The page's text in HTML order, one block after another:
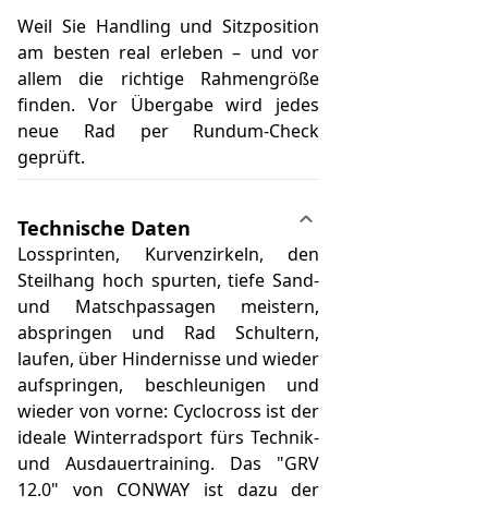
Weil Sie Handling und Sitzposition
am besten real erleben – und vor
allem die richtige Rahmengröße
finden. Vor Übergabe wird jedes
neue Rad per Rundum-Check
geprüft.
Technische Daten
Lossprinten, Kurvenzirkeln, den
Steilhang hoch spurten, tiefe Sand-
und Matschpassagen meistern,
abspringen und Rad Schultern,
laufen, über Hindernisse und wieder
aufspringen, beschleunigen und
wieder von vorne: Cyclocross ist der
ideale Winterradsport fürs Technik-
und Ausdauertraining. Das "GRV
12.0" von CONWAY ist dazu der